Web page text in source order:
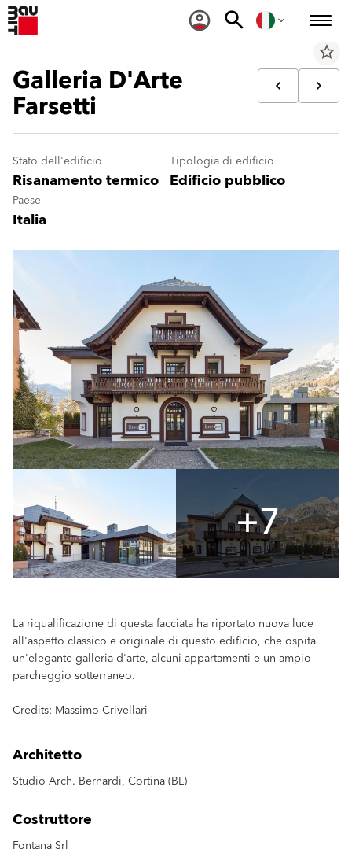
star_border
Galleria D'Arte
Farsetti
Stato dell'edificio
Risanamento termico
Tipologia di edificio
Edificio pubblico
Paese
Italia
+7
La riqualificazione di questa facciata ha riportato nuova luce
all'aspetto classico e originale di questo edificio, che ospita
un'elegante galleria d'arte, alcuni appartamenti e un ampio
parcheggio sotterraneo.
Credits: Massimo Crivellari
Architetto
Studio Arch. Bernardi, Cortina (BL)
Costruttore
Fontana Srl